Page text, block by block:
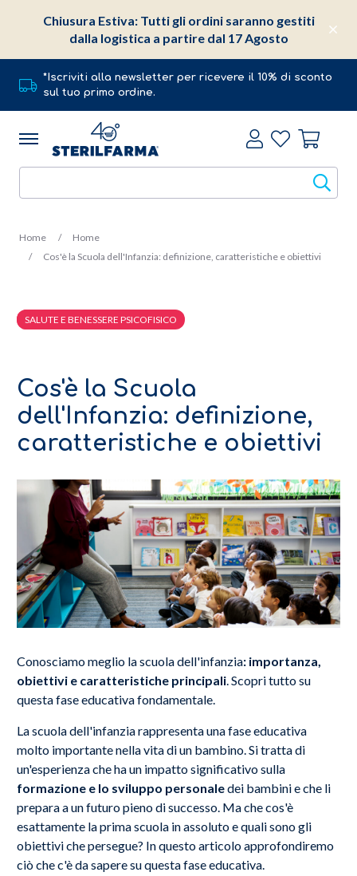
*Iscriviti alla newsletter per ricevere il 10% di sconto
sul tuo primo ordine.
Home
Home
Cos'è la Scuola dell'Infanzia: definizione, caratteristiche e obiettivi
NEWS
SALUTE E BENESSERE PSICOFISICO
9 Febbraio 2023
Cos'è la Scuola
dell'Infanzia: definizione,
caratteristiche e obiettivi
Conosciamo meglio la scuola dell'infanzia: importanza,
obiettivi e caratteristiche principali. Scopri tutto su
questa fase educativa fondamentale.
La scuola dell'infanzia rappresenta una fase educativa
molto importante nella vita di un bambino. Si tratta di
un'esperienza che ha un impatto significativo sulla
formazione e lo sviluppo personaledei bambini e che li
prepara a un futuro pieno di successo. Ma che cos'è
esattamente la prima scuola in assoluto e quali sono gli
obiettivi che persegue? In questo articolo approfondiremo
ciò che c'è da sapere su questa fase educativa.
Chiusura Estiva: Tutti gli ordini saranno gestiti
dalla logistica a partire dal 17 Agosto